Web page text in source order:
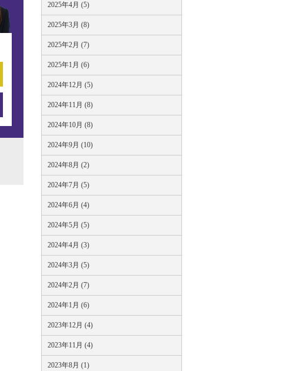
2025年4月 (5)
2025年3月 (8)
2025年2月 (7)
2025年1月 (6)
2024年12月 (5)
2024年11月 (8)
2024年10月 (8)
2024年9月 (10)
2024年8月 (2)
2024年7月 (5)
2024年6月 (4)
2024年5月 (5)
2024年4月 (3)
2024年3月 (5)
2024年2月 (7)
2024年1月 (6)
2023年12月 (4)
2023年11月 (4)
2023年8月 (1)